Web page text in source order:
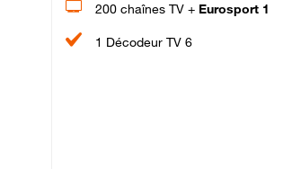
200 chaînes TV + Eurosport 1
1 Décodeur TV 6